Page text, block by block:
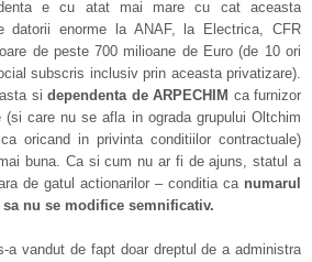
e cu atat mai mare cu cat aceasta
datorii enorme la ANAF, la Electrica, CFR
de peste 700 milioane de Euro (de 10 ori
subscris inclusiv prin aceasta privatizare).
si dependenta de ARPECHIM ca furnizor
(si care nu se afla in ograda grupului Oltchim
oricand in privinta conditiilor contractuale)
buna. Ca si cum nu ar fi de ajuns, statul a
de gatul actionarilor – conditia ca numarul
nu se modifice semnificativ.
a vandut de fapt doar dreptul de a administra